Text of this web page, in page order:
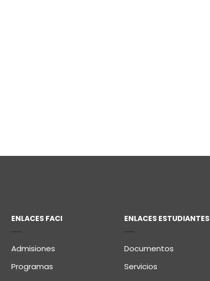
ENLACES FACI
Admisiones
Programas
ENLACES ESTUDIANTES
Documentos
Servicios